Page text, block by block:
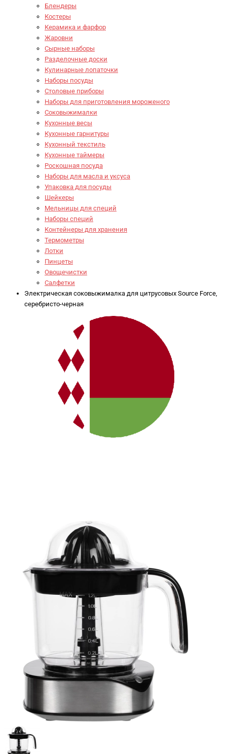
Блендеры
Костеры
Керамика и фарфор
Жаровни
Сырные наборы
Разделочные доски
Кулинарные лопаточки
Наборы посуды
Столовые приборы
Наборы для приготовления мороженого
Соковыжималки
Кухонные весы
Кухонные гарнитуры
Кухонный текстиль
Кухонные таймеры
Роскошная посуда
Наборы для масла и уксуса
Упаковка для посуды
Шейкеры
Мельницы для специй
Наборы специй
Контейнеры для хранения
Термометры
Лотки
Пинцеты
Овощечистки
Салфетки
Электрическая соковыжималка для цитрусовых Source Force,
серебристо-черная